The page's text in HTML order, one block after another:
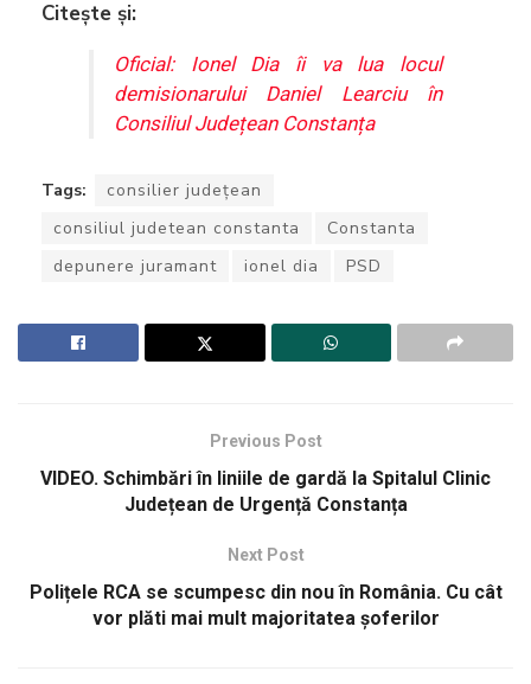
Citește și:
Oficial: Ionel Dia îi va lua locul
demisionarului Daniel Learciu în
Consiliul Județean Constanța
Tags:
consilier județean
consiliul judetean constanta
Constanta
depunere juramant
ionel dia PSD
Previous Post
VIDEO. Schimbări în liniile de gardă la Spitalul Clinic
Județean de Urgență Constanța
Next Post
Polițele RCA se scumpesc din nou în România. Cu cât
vor plăti mai mult majoritatea șoferilor